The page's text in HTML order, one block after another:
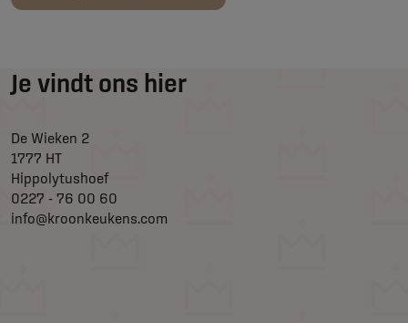
Je vindt ons hier
De Wieken 2
1777 HT
Hippolytushoef
0227 - 76 00 60
info@kroonkeukens.com